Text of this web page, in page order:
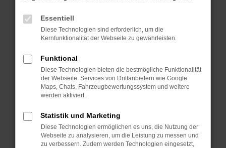
Prüfe deine Browsererweiterungen.
Manche Erweiterungen, wie Werbeblocker,
können das Laden bestimmter Seiten
verhindern. Funktioniert die Seite in einem
Fenster?
Starte dein Gerät neu.
Das kann manchmal helfen, vorübergehende
Probleme zu beheben.
Betriebssystem auf dem neuesten Stand
sind.
Veraltete Software birgt nicht nur ein
Essentiell
Diese Technologien sind erforderlich, um die
Kernfunktionalität der Webseite zu gewährleisten.
Funktional
Diese Technologien bieten die bestmögliche Funktionalität
der Webseite. Services von Drittanbietern wie Google
Maps, Chats, Fahrzeugbewertungssystem und weitere
werden aktiviert.
Statistik und Marketing
Diese Technologien ermöglichen es uns, die Nutzung der
Webseite zu analysieren, um die Leistung zu messen und
zu verbessern. Zudem werden Technologien eingesetzt,